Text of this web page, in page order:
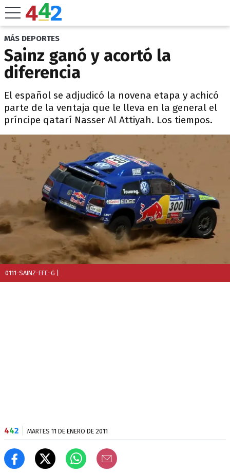
MÁS DEPORTES
Sainz ganó y acortó la
diferencia
El español se adjudicó la novena etapa y achicó
parte de la ventaja que le lleva en la general el
príncipe qatarí Nasser Al Attiyah. Los tiempos.
0111-SAINZ-EFE-G
442 MARTES 11 DE ENERO DE 2011